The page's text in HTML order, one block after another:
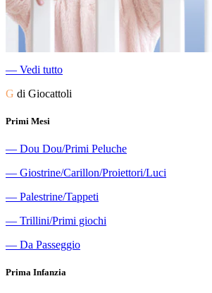
― Vedi tutto
G di Giocattoli
Primi Mesi
― Dou Dou/Primi Peluche
― Giostrine/Carillon/Proiettori/Luci
― Palestrine/Tappeti
― Trillini/Primi giochi
― Da Passeggio
Prima Infanzia